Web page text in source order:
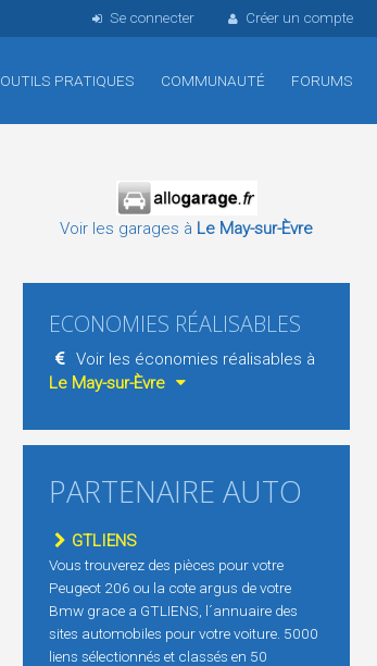
Se connecter Créer un compte
OUTILS PRATIQUES COMMUNAUTÉ FORUMS
Voir les garages à Le May-sur-Èvre
ECONOMIES RÉALISABLES
Voir les économies réalisables à
Le May-sur-Èvre
PARTENAIRE AUTO
GTLIENS
Vous trouverez des pièces pour votre
Peugeot 206 ou la cote argus de votre
Bmw grace a GTLIENS, l´annuaire des
sites automobiles pour votre voiture. 5000
liens sélectionnés et classés en 50